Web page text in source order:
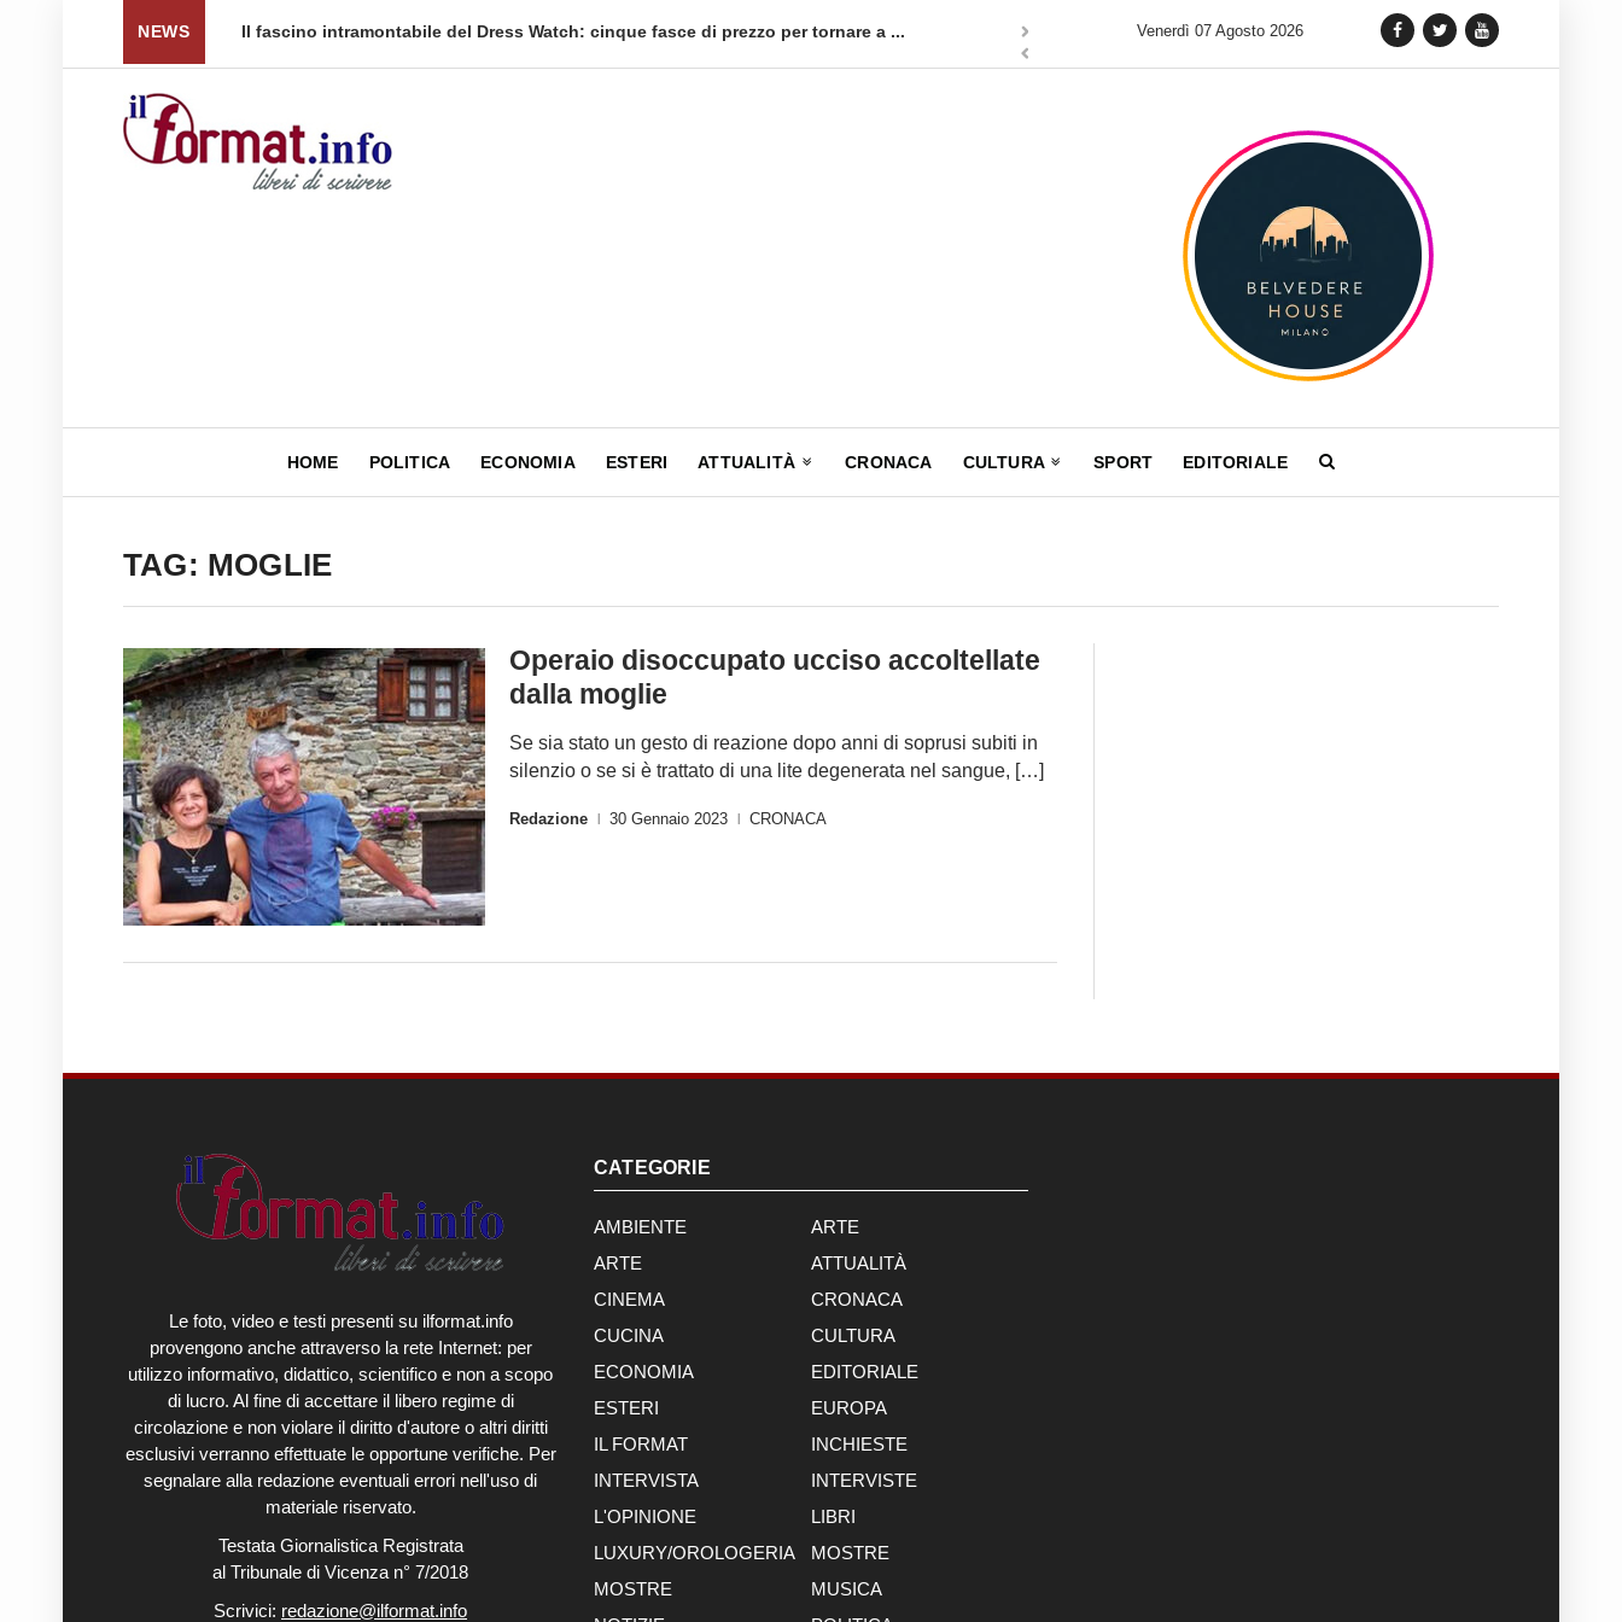
NEWS
intramontabile del Dress Watch: cinque fasce di prezzo per tornare a ... Quellidipiazzaaffari lancia un nuovo appuntamento in terra siciliana: Quellidipiazzatrinità Tag Heuer
Venerdì 07 Agosto 2026
HOME POLITICA ECONOMIA ESTERI ATTUALITÀ CRONACA CULTURA SPORT EDITORIALE
TAG: MOGLIE
Operaio disoccupato ucciso accoltellate
dalla moglie
Se sia stato un gesto di reazione dopo anni di soprusi subiti in
silenzio o se si è trattato di una lite degenerata nel sangue, […]
Redazione 30 Gennaio 2023 CRONACA
Le foto, video e testi presenti su ilformat.info
provengono anche attraverso la rete Internet: per
utilizzo informativo, didattico, scientifico e non a scopo
di lucro. Al fine di accettare il libero regime di
circolazione e non violare il diritto d'autore o altri diritti
esclusivi verranno effettuate le opportune verifiche. Per
segnalare alla redazione eventuali errori nell'uso di
materiale riservato.
Testata Giornalistica Registrata
al Tribunale di Vicenza n° 7/2018
Scrivici: redazione@ilformat.info
CATEGORIE
AMBIENTE
ARTE
ARTE
ATTUALITÀ
CINEMA
CRONACA
CUCINA
CULTURA
ECONOMIA
EDITORIALE
ESTERI
EUROPA
IL FORMAT
INCHIESTE
INTERVISTA
INTERVISTE
L'OPINIONE
LIBRI
LUXURY/OROLOGERIA
MOSTRE
MOSTRE
MUSICA